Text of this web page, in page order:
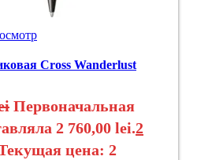
Cross Wanderlust
Первоначальная
2 760,00 lei.2
цена: 2